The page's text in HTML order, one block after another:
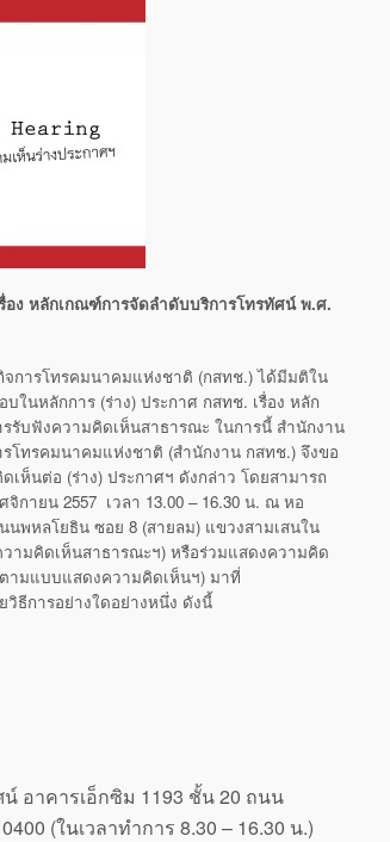
อง หลักเกณฑ์การจัดลําดับบริการโทรทัศน์ พ.ศ.
จการโทรคมนาคมแห่งชาติ (กสทช.) ได้มีมติใน
ในหลักการ (ร่าง) ประกาศ กสทช. เรื่อง หลัก
บฟังความคิดเห็นสาธารณะ ในการนี้ สำนักงาน
โทรคมนาคมแห่งชาติ (สำนักงาน กสทช.) จึงขอ
ห็นต่อ (ร่าง) ประกาศฯ ดังกล่าว โดยสามารถ
กายน 2557 เวลา 13.00 – 16.30 น. ณ หอ
พหลโยธิน ซอย 8 (สายลม) แขวงสามเสนใน
ามคิดเห็นสาธารณะฯ) หรือร่วมแสดงความคิด
ามแบบแสดงความคิดเห็นฯ) มาที่
ธีการอย่างใดอย่างหนึ่ง ดังนี้
น์ อาคารเอ็กซิม 1193 ชั้น 20 ถนน
(ในเวลาทำการ 8.30 – 16.30 น.)